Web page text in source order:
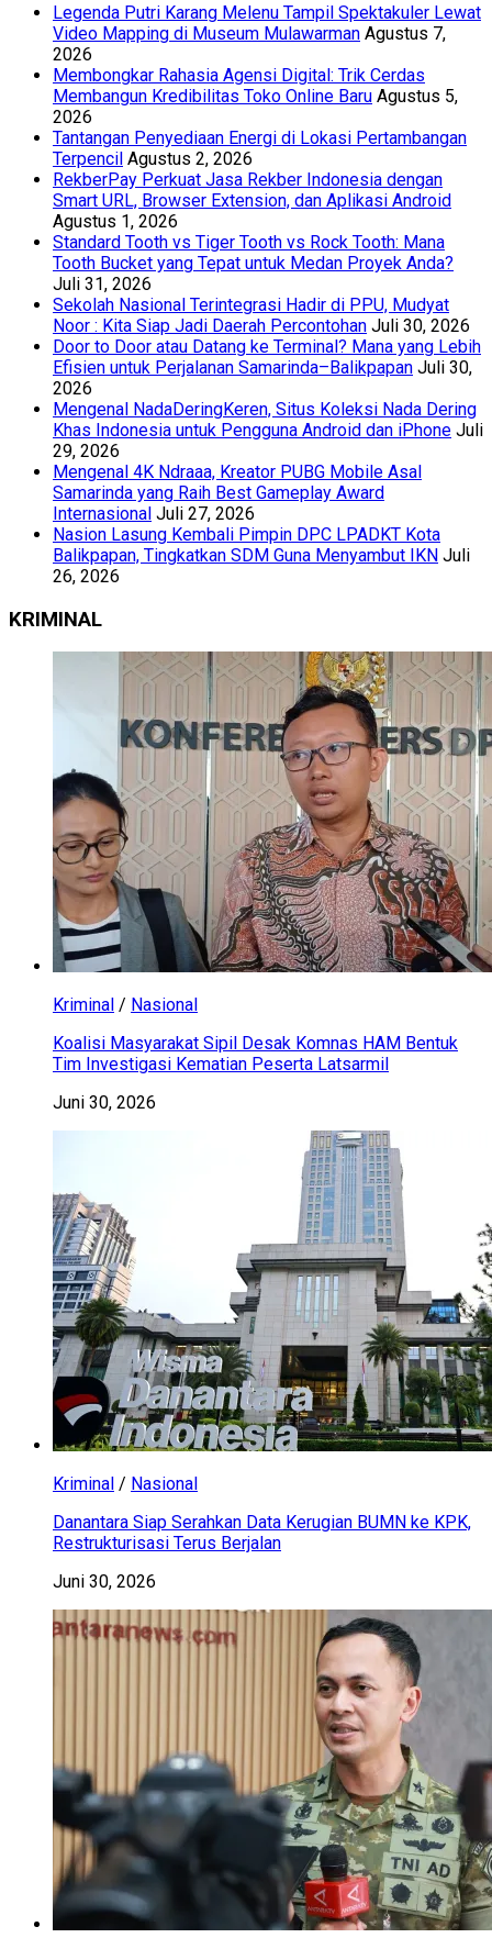
Legenda Putri Karang Melenu Tampil Spektakuler Lewat
Video Mapping di Museum Mulawarman Agustus 7,
2026
Membongkar Rahasia Agensi Digital: Trik Cerdas
Membangun Kredibilitas Toko Online Baru Agustus 5,
2026
Tantangan Penyediaan Energi di Lokasi Pertambangan
Terpencil Agustus 2, 2026
RekberPay Perkuat Jasa Rekber Indonesia dengan
Smart URL, Browser Extension, dan Aplikasi Android
Agustus 1, 2026
Standard Tooth vs Tiger Tooth vs Rock Tooth: Mana
Tooth Bucket yang Tepat untuk Medan Proyek Anda?
Juli 31, 2026
Sekolah Nasional Terintegrasi Hadir di PPU, Mudyat
Noor : Kita Siap Jadi Daerah Percontohan Juli 30, 2026
Door to Door atau Datang ke Terminal? Mana yang Lebih
Efisien untuk Perjalanan Samarinda–Balikpapan Juli 30,
2026
Mengenal NadaDeringKeren, Situs Koleksi Nada Dering
Khas Indonesia untuk Pengguna Android dan iPhone Juli
29, 2026
Mengenal 4K Ndraaa, Kreator PUBG Mobile Asal
Samarinda yang Raih Best Gameplay Award
Internasional Juli 27, 2026
Nasion Lasung Kembali Pimpin DPC LPADKT Kota
Balikpapan, Tingkatkan SDM Guna Menyambut IKN Juli
26, 2026
KRIMINAL
Kriminal / Nasional
Koalisi Masyarakat Sipil Desak Komnas HAM Bentuk
Tim Investigasi Kematian Peserta Latsarmil
Juni 30, 2026
Kriminal / Nasional
Danantara Siap Serahkan Data Kerugian BUMN ke KPK,
Restrukturisasi Terus Berjalan
Juni 30, 2026